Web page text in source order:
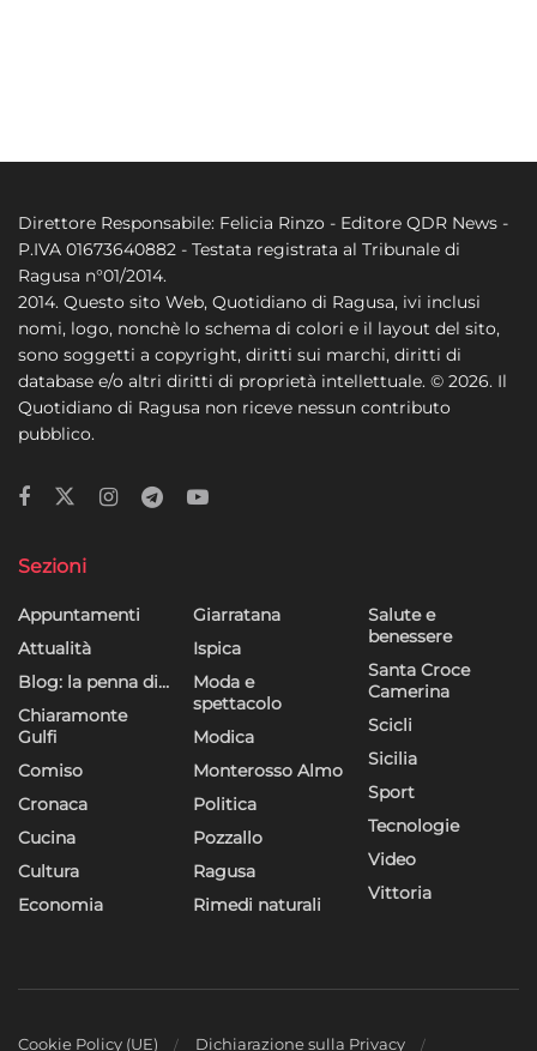
Direttore Responsabile: Felicia Rinzo - Editore QDR News -
P.IVA 01673640882 - Testata registrata al Tribunale di
Ragusa n°01/2014.
2014. Questo sito Web, Quotidiano di Ragusa, ivi inclusi
nomi, logo, nonchè lo schema di colori e il layout del sito,
sono soggetti a copyright, diritti sui marchi, diritti di
database e/o altri diritti di proprietà intellettuale. © 2026. Il
Quotidiano di Ragusa non riceve nessun contributo
pubblico.
Sezioni
Appuntamenti
Attualità
Blog: la penna di…
Chiaramonte
Gulfi
Comiso
Cronaca
Cucina
Cultura
Economia
Giarratana
Ispica
Moda e
spettacolo
Modica
Monterosso Almo
Politica
Pozzallo
Ragusa
Rimedi naturali
Salute e
benessere
Santa Croce
Camerina
Scicli
Sicilia
Sport
Tecnologie
Video
Vittoria
Cookie Policy (UE) Dichiarazione sulla Privacy